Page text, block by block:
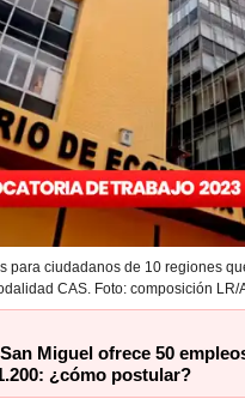
para ciudadanos de 10 regiones
CAS. Foto: composición LR/
Miguel ofrece 50
¿cómo postular?